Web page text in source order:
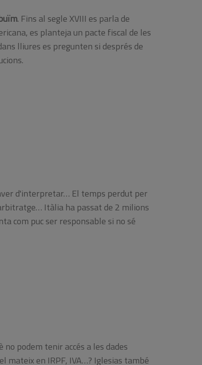
. Fins al segle XVIII es parla de
es planteja un pacte fiscal de les
lliures es pregunten si després de
d'interpretar… El temps perdut per
Itàlia ha passat de 2 milions
com puc ser responsable si no sé
no podem tenir accés a les dades
mateix en IRPF, IVA…? Iglesias també